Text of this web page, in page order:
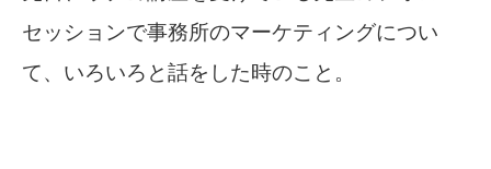
セッションで事務所のマーケティングについ
て、いろいろと話をした時のこと。